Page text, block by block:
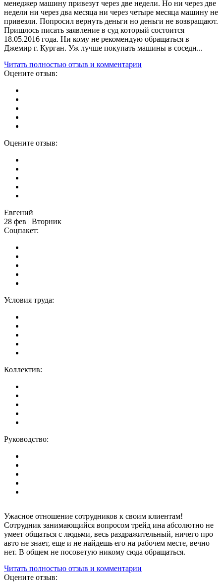
менеджер машину привезут через две недели. Но ни через две
недели ни через два месяца ни через четыре месяца машину не
привезли. Попросил вернуть деньги но деньги не возвращают.
Пришлось писать заявление в суд который состоится
18.05.2016 года. Ни кому не рекомендую обращаться в
Джемир г. Курган. Уж лучше покупать машины в соседн...
Читать полностью отзыв и комментарии
Оцените отзыв:
Оцените отзыв:
Евгений
28 фев | Вторник
Соцпакет:
Условия труда:
Коллектив:
Руководство:
Ужасное отношение сотрудников к своим клиентам!
Сотрудник занимающийся вопросом трейд ина абсолютно не
умеет общаться с людьми, весь раздражительный, ничего про
авто не знает, еще и не найдешь его на рабочем месте, вечно
нет. В общем не посоветую никому сюда обращаться.
Читать полностью отзыв и комментарии
Оцените отзыв: